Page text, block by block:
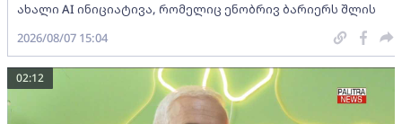
ახალი AI ინიციატივა, რომელიც ენობრივ ბარიერს შლის
2026/08/07 15:04
02:12